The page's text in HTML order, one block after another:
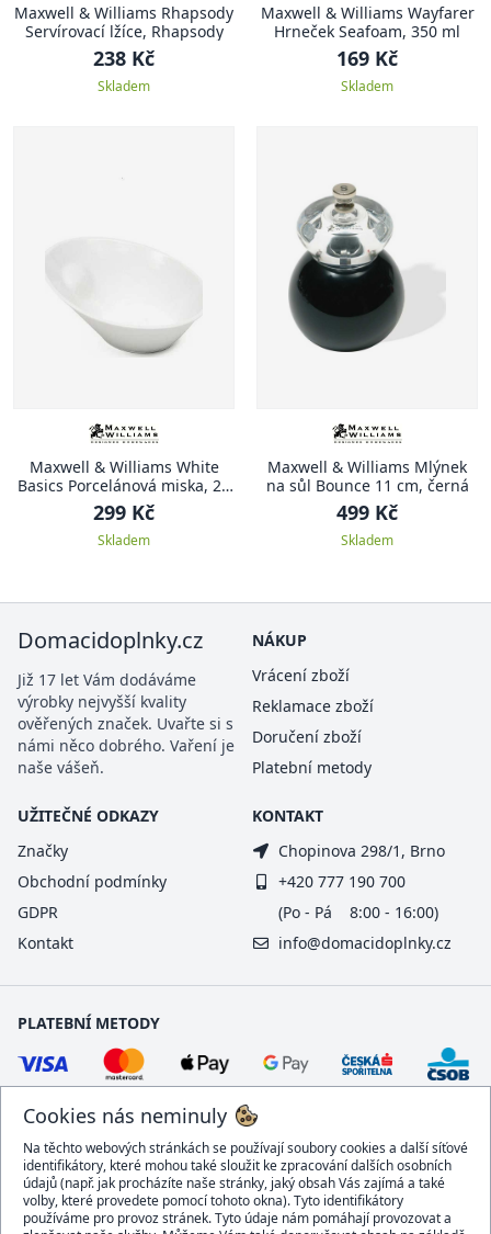
Maxwell & Williams Rhapsody
Servírovací lžíce, Rhapsody
238 Kč
Skladem
Maxwell & Williams Wayfarer
Hrneček Seafoam, 350 ml
169 Kč
Skladem
Maxwell & Williams White
Basics Porcelánová miska, 20
cm
299 Kč
Skladem
Maxwell & Williams Mlýnek
na sůl Bounce 11 cm, černá
499 Kč
Skladem
Cookies nás neminuly
Na těchto webových stránkách se používají soubory cookies a další síťové
identifikátory, které mohou také sloužit ke zpracování dalších osobních
údajů (např. jak procházíte naše stránky, jaký obsah Vás zajímá a také
volby, které provedete pomocí tohoto okna). Tyto identifikátory
používáme pro provoz stránek. Tyto údaje nám pomáhají provozovat a
Domacidoplnky.cz
Již 17 let Vám dodáváme
výrobky nejvyšší kvality
ověřených značek. Uvařte si s
námi něco dobrého. Vaření je
naše vášeň.
NÁKUP
Vrácení zboží
Reklamace zboží
Doručení zboží
Platební metody
UŽITEČNÉ ODKAZY
Značky
Obchodní podmínky
GDPR
Kontakt
KONTAKT
Chopinova 298/1, Brno
+420 777 190 700
(Po - Pá 8:00 - 16:00)
info@domacidoplnky.cz
PLATEBNÍ METODY